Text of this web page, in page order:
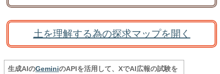
土を理解する為の探求マップを開く
生成AIのGeminiのAPIを活用して、XでAI広報の試験を